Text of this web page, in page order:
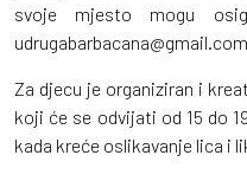
svoje mjesto mogu
Za djecu je organiziran i
koji će se odvijati od 15 do
kada kreće oslikavanje lica i